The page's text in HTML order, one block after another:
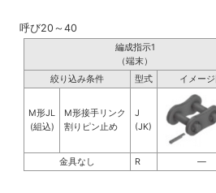
呼び20～40
編成指示1
（端末）
絞り込み条件
型式 イメー
M形JL
(組込)
M形接手リンク
割りピン止め
J
(JK)
金具なし R ―